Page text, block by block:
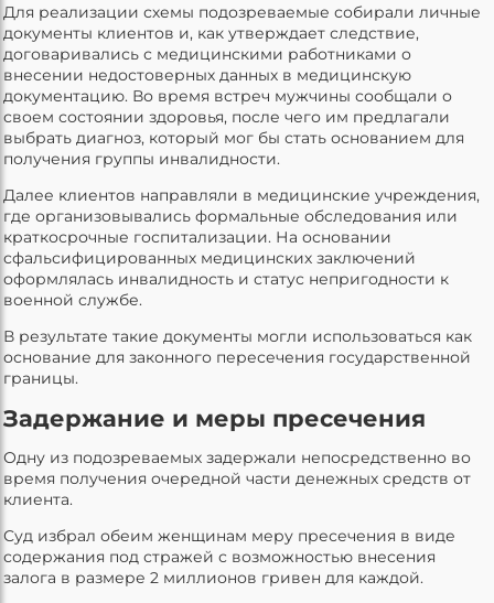
Для реализации схемы подозреваемые собирали личные
документы клиентов и, как утверждает следствие,
договаривались с медицинскими работниками о
внесении недостоверных данных в медицинскую
документацию. Во время встреч мужчины сообщали о
своем состоянии здоровья, после чего им предлагали
выбрать диагноз, который мог бы стать основанием для
получения группы инвалидности.
Далее клиентов направляли в медицинские учреждения,
где организовывались формальные обследования или
краткосрочные госпитализации. На основании
сфальсифицированных медицинских заключений
оформлялась инвалидность и статус непригодности к
военной службе.
В результате такие документы могли использоваться как
основание для законного пересечения государственной
границы.
Задержание и меры пресечения
Одну из подозреваемых задержали непосредственно во
время получения очередной части денежных средств от
клиента.
Суд избрал обеим женщинам меру пресечения в виде
содержания под стражей с возможностью внесения
залога в размере 2 миллионов гривен для каждой.